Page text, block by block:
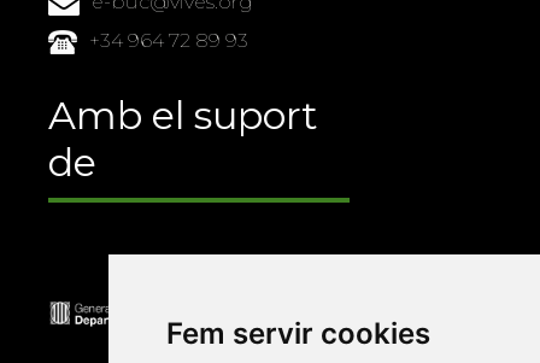
Fem servir cookies
+34 964 72 89 93
Amb el suport
de